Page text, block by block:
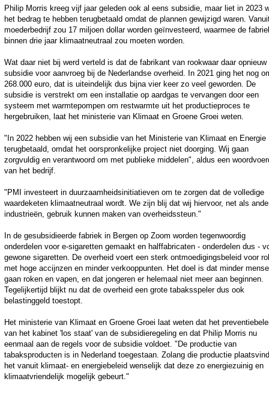
Philip Morris kreeg vijf jaar geleden ook al eens subsidie, maar liet in 2023
het bedrag te hebben terugbetaald omdat de plannen gewijzigd waren.
moederbedrijf zou 17 miljoen dollar worden geïnvesteerd, waarmee de
binnen drie jaar klimaatneutraal zou moeten worden.
Wat daar niet bij werd verteld is dat de fabrikant van rookwaar daar opnieuw
subsidie voor aanvroeg bij de Nederlandse overheid. In 2021 ging het nog
268.000 euro, dat is uiteindelijk dus bijna vier keer zo veel geworden. De
subsidie is verstrekt om een installatie op aardgas te vervangen door een
systeem met warmtepompen om restwarmte uit het productieproces te
hergebruiken, laat het ministerie van Klimaat en Groene Groei weten.
"In 2022 hebben wij een subsidie van het Ministerie van Klimaat en Energie
terugbetaald, omdat het oorspronkelijke project niet doorging. Wij gaan
zorgvuldig en verantwoord om met publieke middelen", aldus een
van het bedrijf.
"PMI investeert in duurzaamheidsinitiatieven om te zorgen dat de volledige
waardeketen klimaatneutraal wordt. We zijn blij dat wij hiervoor, net als
industrieën, gebruik kunnen maken van overheidssteun."
In de gesubsidieerde fabriek in Bergen op Zoom worden tegenwoordig
onderdelen voor e-sigaretten gemaakt en halffabricaten - onderdelen dus -
gewone sigaretten. De overheid voert een sterk ontmoedigingsbeleid voor
met hoge accijnzen en minder verkooppunten. Het doel is dat minder
gaan roken en vapen, en dat jongeren er helemaal niet meer aan beginnen.
Tegelijkertijd blijkt nu dat de overheid een grote tabaksspeler dus ook
belastinggeld toestopt.
Het ministerie van Klimaat en Groene Groei laat weten dat het
van het kabinet 'los staat' van de subsidieregeling en dat Philip Morris nu
eenmaal aan de regels voor de subsidie voldoet. "De productie van
tabaksproducten is in Nederland toegestaan. Zolang die productie
het vanuit klimaat- en energiebeleid wenselijk dat deze zo energiezuinig en
klimaatvriendelijk mogelijk gebeurt."